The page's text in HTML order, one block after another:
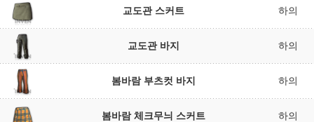
교도관 스커트 하의
교도관 바지 하의
봄바람 부츠컷 바지 하의
봄바람 체크무늬 스커트 하의